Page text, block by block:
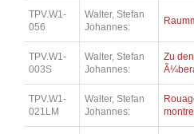
TPV.W1-
056
Walter, Stefan
Johannes:
TPV.W1-
003S
Walter, Stefan
Johannes:
Zu
TPV.W1-
021LM
Walter, Stefan
Johannes:
montre